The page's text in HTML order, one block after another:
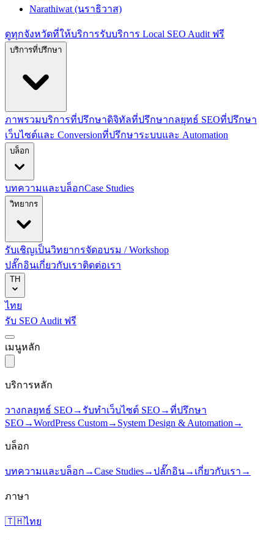
Narathiwat (นราธิวาส)
ดูทุกจังหวัดที่ให้บริการรับบริการ Local SEO Audit ฟรี
บริการที่ปรึกษา
ภาพรวมบริการที่ปรึกษาดิจิทัลที่ปรึกษากลยุทธ์ SEOที่ปรึกษา
เว็บไซต์และ Conversionที่ปรึกษาระบบและ Automation
บล็อก
บทความและบล็อกCase Studies
วิทยากร
รับเชิญเป็นวิทยากรจัดอบรม / Workshop
ปลั๊กอินเกี่ยวกับเราติดต่อเรา
TH
ไทย
รับ SEO Audit ฟรี
เมนูหลัก
บริการหลัก
วางกลยุทธ์ SEO → รับทำเว็บไซต์ SEO →ที่ปรึกษา
SEO →WordPress Custom→ System Design & Automation →
บล็อก
บทความและบล็อก →Case Studies→ปลั๊กอิน→ เกี่ยวกับเรา →
ภาษา
🇹🇭ไทย